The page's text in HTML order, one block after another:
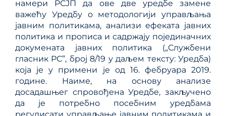
намери РСЈП да ове две уредбе замене
важећу Уредбу о методологији управљања
јавним политикама, анализи ефеката јавних
политика и прописа и садржају појединачних
докумената јавних политика („Службени
гласник РС”, број 8/19 у даљем тексту: Уредба)
која је у примени је од 16. фебруара 2019.
године. Наиме, на основу анализе
досадашњег спровођена Уредбе, закључено
да је потребно посебним уредбама